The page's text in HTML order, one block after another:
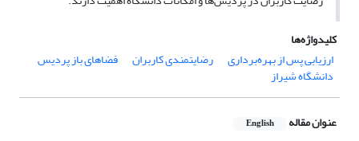
کلیدواژه‌ها
ارزیابی پس از بهره‌برداری
رضایتمندی کاربران فضاهای باز پردیس
دانشگاه شیراز
عنوان مقاله English